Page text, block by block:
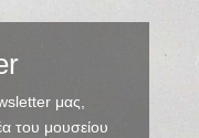
μας,
του μουσείου